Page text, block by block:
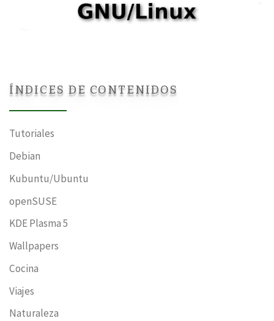
ÍNDICES DE CONTENIDOS
Tutoriales
Debian
Kubuntu/Ubuntu
openSUSE
KDE Plasma 5
Wallpapers
Cocina
Viajes
Naturaleza